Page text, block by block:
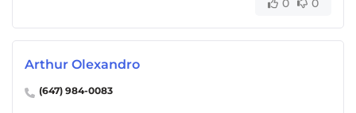
0 0
Arthur Olexandro
(647) 984-0083